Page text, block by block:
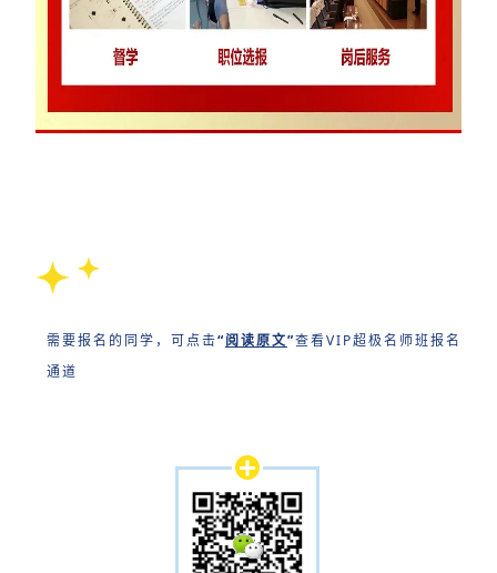
需要报名的同学，可点击“阅读原文”查看VIP超极名师班报名
通道